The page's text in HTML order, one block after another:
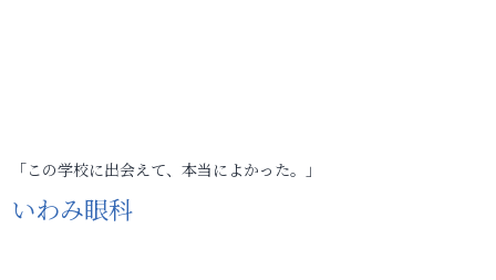
「この学校に出会えて、本当によかった。」
いわみ眼科